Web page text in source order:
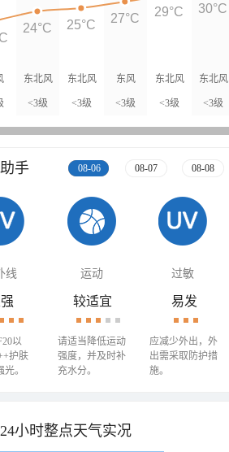
东北风
<3级
东北风
<3级
东风
<3级
东北风
<3级
东北风
<3级
24°C 25°C 27°C 29°C 30°C
手 08-06 08-07 08-08
线 运动 过敏
以
护肤
。
较适宜
请适当降低运动
强度，并及时补
充水分。
易发
应减少外出，外
出需采取防护措
施。
小时整点天气实况